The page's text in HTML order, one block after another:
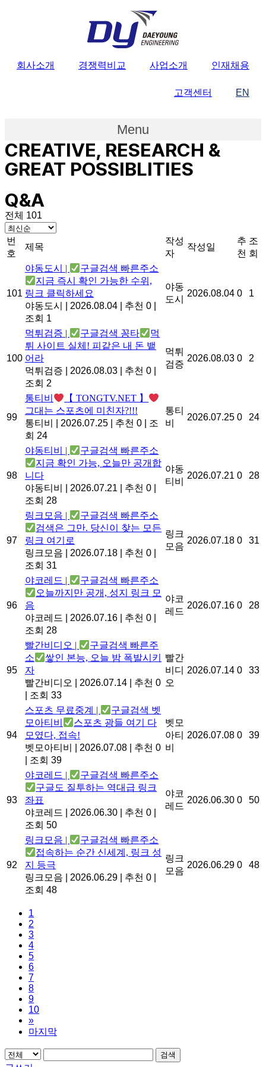
회사소개 경쟁력비교 사업소개 인재채용
고객센터 EN
Menu
CREATIVE, RESEARCH &
GREAT POSSIBLITIES
Q&A
전체 101
번
호
제목
작성
자
작성일
추
천
조
회
101
야동도시 |
구글검색 빠른주소
지금 즉시 확인 가능한 수위,
링크 클릭하세요
야동도시
2026.08.04 추천 0
조회 1
야동
도시
2026.08.04 0 1
100
먹튀검증 | 구글검색 꽁타
먹
튀 사이트 실체! 피같은 내 돈 뱉
어라
먹튀검증
2026.08.03 추천 0
조회 2
먹튀
검증
2026.08.03 0 2
99
통티비
【 TONGTV.NET 】
그대는 스포츠에 미친자?!!!
통티비
2026.07.25 추천 0
조
회 24
통티
비
2026.07.25 0 24
98
야동티비 |
구글검색 빠른주소
지금 확인 가능, 오늘만 공개합
니다
야동티비
2026.07.21 추천 0
조회 28
야동
티비
2026.07.21 0 28
97
링크모음 |
구글검색 빠른주소
검색은 그만. 당신이 찾는 모든
링크 여기로
링크모음
2026.07.18 추천 0
조회 31
링크
모음
2026.07.18 0 31
96
야코레드 |
구글검색 빠른주소
오늘까지만 공개, 성지 링크 모
음
야코레드
2026.07.16 추천 0
조회 28
야코
레드
2026.07.16 0 28
95
빨간비디오 |
구글검색 빠른주
소
쌓인 본능, 오늘 밤 폭발시키
자
빨간비디오
2026.07.14
추천 0
조회 33
빨간
비디
오
2026.07.14 0 33
94
스포츠 무료중계 |
구글검색 벳
모아티비
스포츠 광들 여기 다
모였다, 접속!
벳모아티비
2026.07.08
추천 0
조회 39
벳모
아티
비
2026.07.08 0 39
93
야코레드 |
구글검색 빠른주소
구글도 질투하는 역대급 링크
좌표
야코레드
2026.06.30 추천 0
조회 50
야코
레드
2026.06.30 0 50
92
링크모음 |
구글검색 빠른주소
접속하는 순간 신세계, 링크 성
지 등극
링크모음
2026.06.29 추천 0
조회 48
링크
모음
2026.06.29 0 48
1
2
3
4
5
6
7
8
9
10
»
마지막
검색